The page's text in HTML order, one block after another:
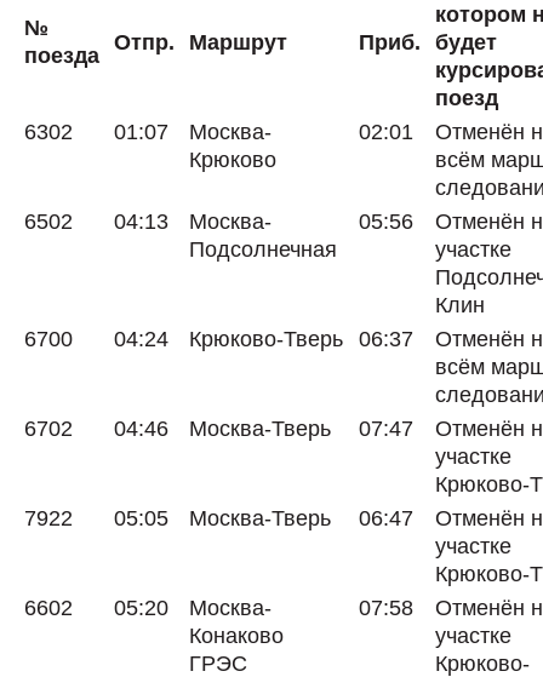
№
поезда
Отпр. Маршрут Приб.
котором
будет
поезд
6302
01:07
Москва-
Крюково
02:01
Отменён
всём
6502
04:13
Москва-
Подсолнечная
05:56
Отменён
участке
Клин
6700
04:24 Крюково-Тверь 06:37
Отменён
всём
6702
04:46 Москва-Тверь 07:47
Отменён
участке
Крюково-
7922
05:05 Москва-Тверь 06:47
Отменён
участке
Крюково-
6602
05:20
Москва-
Конаково
ГРЭС
07:58
Отменён
участке
Крюково-